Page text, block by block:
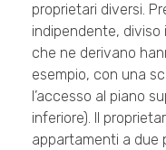
proprietari diversi.
indipendente, diviso
che ne derivano
esempio, con una
l’accesso al piano
inferiore). Il
appartamenti a due